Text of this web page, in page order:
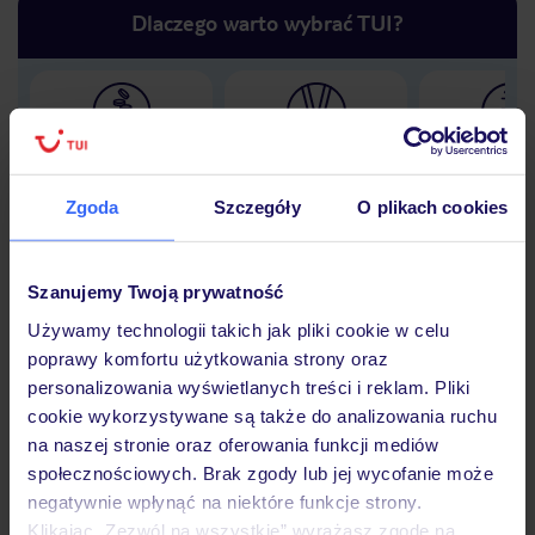
Zgoda Szczegóły O plikach cookies
Szanujemy Twoją prywatność
Używamy technologii takich jak pliki cookie w celu
poprawy komfortu użytkowania strony oraz
personalizowania wyświetlanych treści i reklam. Pliki
cookie wykorzystywane są także do analizowania ruchu
na naszej stronie oraz oferowania funkcji mediów
społecznościowych. Brak zgody lub jej wycofanie może
negatywnie wpłynąć na niektóre funkcje strony.
Klikając „Zezwól na wszystkie” wyrażasz zgodę na
Dlaczego warto wybrać TUI?
Lider niskich cen
podróży w Polsce
30 lat w
Hotel
Opinie
Pokoje